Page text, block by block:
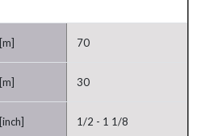
[m] 70
[m] 30
[inch] 1/2 - 1 1/8